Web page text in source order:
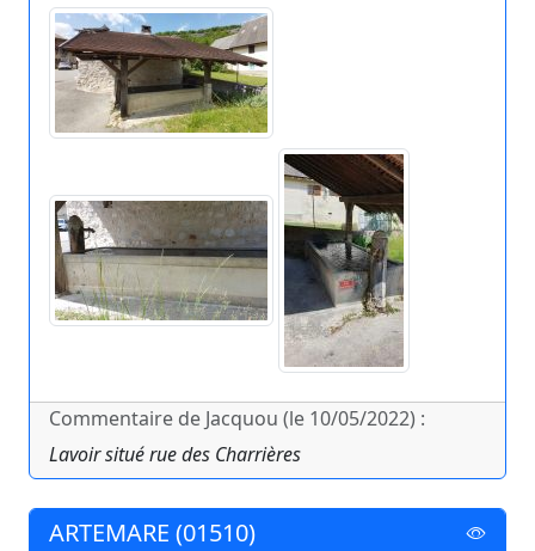
Commentaire de Jacquou (le 10/05/2022) :
Lavoir situé rue des Charrières
ARTEMARE (01510)